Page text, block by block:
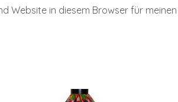
Website in diesem Browser für